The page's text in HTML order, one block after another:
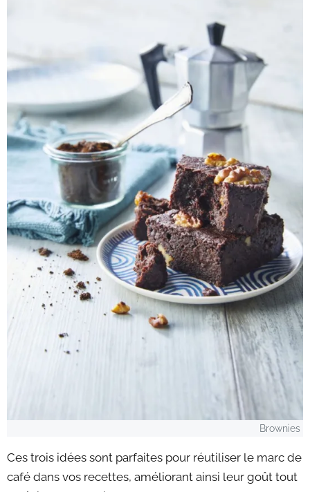
Brownies
Ces trois idées sont parfaites pour réutiliser le marc de
café dans vos recettes, améliorant ainsi leur goût tout